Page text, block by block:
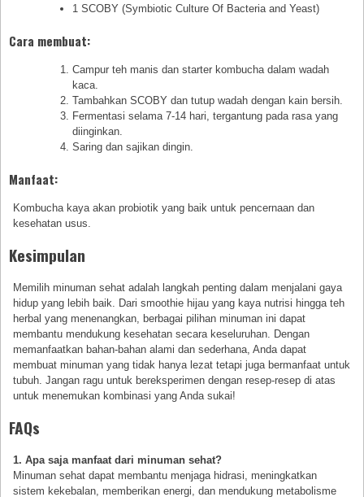
1 SCOBY (Symbiotic Culture Of Bacteria and Yeast)
Cara membuat:
Campur teh manis dan starter kombucha dalam wadah
kaca.
Tambahkan SCOBY dan tutup wadah dengan kain bersih.
Fermentasi selama 7-14 hari, tergantung pada rasa yang
diinginkan.
Saring dan sajikan dingin.
Manfaat:
Kombucha kaya akan probiotik yang baik untuk pencernaan dan
kesehatan usus.
Kesimpulan
Memilih minuman sehat adalah langkah penting dalam menjalani gaya
hidup yang lebih baik. Dari smoothie hijau yang kaya nutrisi hingga teh
herbal yang menenangkan, berbagai pilihan minuman ini dapat
membantu mendukung kesehatan secara keseluruhan. Dengan
memanfaatkan bahan-bahan alami dan sederhana, Anda dapat
membuat minuman yang tidak hanya lezat tetapi juga bermanfaat untuk
tubuh. Jangan ragu untuk bereksperimen dengan resep-resep di atas
untuk menemukan kombinasi yang Anda sukai!
FAQs
1. Apa saja manfaat dari minuman sehat?
Minuman sehat dapat membantu menjaga hidrasi, meningkatkan
sistem kekebalan, memberikan energi, dan mendukung metabolisme